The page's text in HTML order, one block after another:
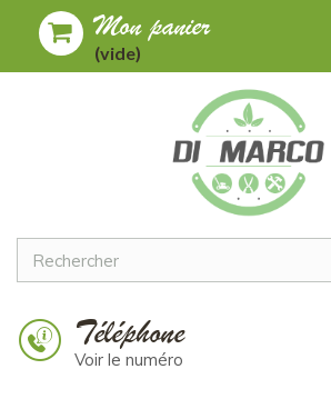
Mon panier
(vide)
Téléphone
Voir le numéro